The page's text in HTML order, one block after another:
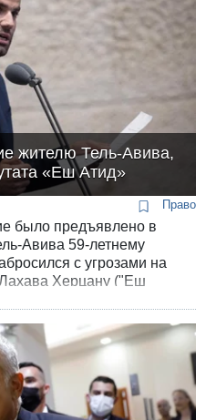
жителю Тель-Авива,
«Еш Атид»
Право
было предъявлено в
Авива 59-летнему
с угрозами на
Херцану ("Еш